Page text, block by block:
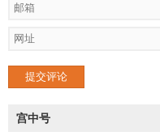
提交评论
宫中号